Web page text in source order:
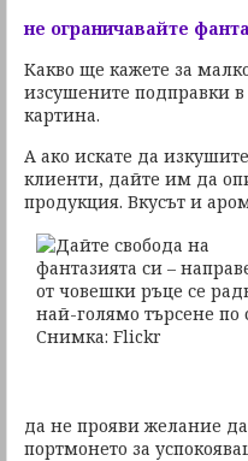
не ограничавайте
Какво ще кажете за
изсушените подправки
картина.
А ако искате да
клиенти, дайте им да
продукция. Вкусът и
да не прояви желание
портмонето за